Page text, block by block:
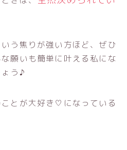
う焦りが強い方ほど、ぜひ
願いも簡単に叶える私にな
う♪
とが大好き♡になっている